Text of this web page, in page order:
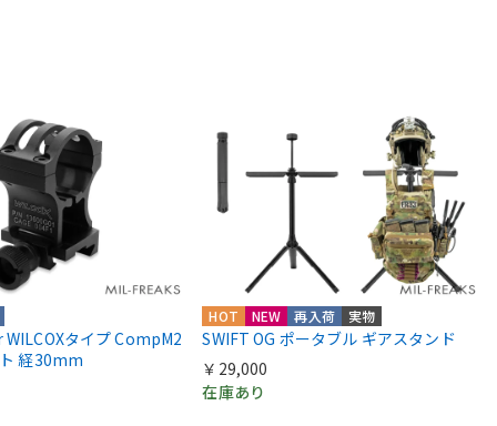
タイプ CompM2
経30mm
HOT NEW 再入荷 実物
SWIFT OG ポータブル ギアスタンド
￥29,000
在庫あり